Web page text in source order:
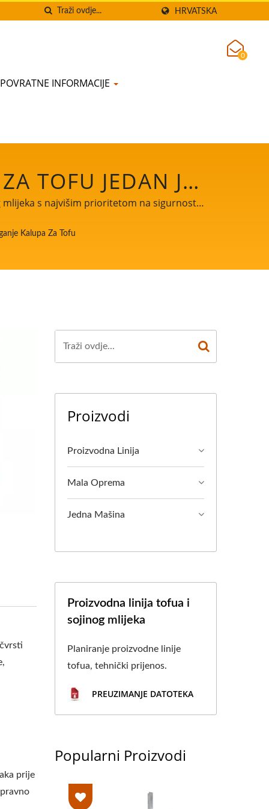
HRVATSKA
POVRATNE INFORMACIJE
0
TOFU JEDAN JE
/ VODITELJ
I SOJINOG
HRANE.
s najvišim prioritetom na sigurnosti
Kalupa Za Tofu
prije
Proizvodi
Proizvodna Linija
Mala Oprema
Jedna Mašina
Proizvodna linija tofua i
sojinog mlijeka
Planiranje proizvodne linije
tofua, tehnički prijenos.
PREUZIMANJE DATOTEKA
Popularni Proizvodi